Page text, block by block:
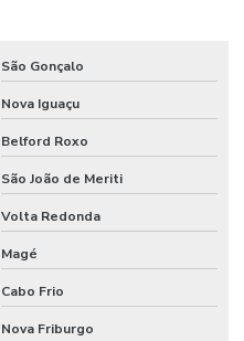
São Gonçalo
Nova Iguaçu
Belford Roxo
São João de Meriti
Volta Redonda
Magé
Cabo Frio
Nova Friburgo